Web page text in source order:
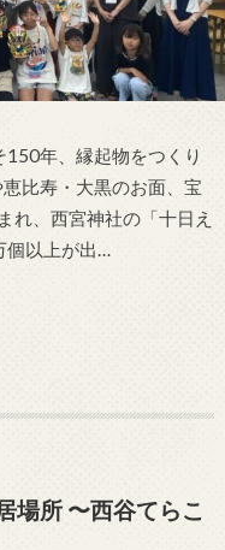
年、縁起物をつくり
比寿・大黒のお面、宝
、西宮神社の「十日え
以上が出…
場所 〜西谷てらこ